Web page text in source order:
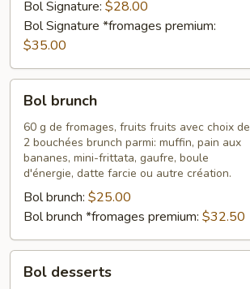
Bol Signature: $28.00
Bol Signature *fromages premium:
$35.00
brunch
Bol brunch
60 g de fromages, fruits fruits avec choix de
2 bouchées brunch parmi: muffin, pain aux
bananes, mini-frittata, gaufre, boule
d'énergie, datte farcie ou autre création.
Bol brunch: $25.00
Bol brunch *fromages premium: $32.50
desserts
Bol desserts